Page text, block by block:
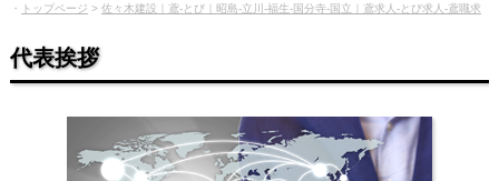
・ トップページ > 佐々木建設｜鳶-とび｜昭島-立川-福生-国分寺-国立｜鳶求人-とび求人-鳶職求
代表挨拶